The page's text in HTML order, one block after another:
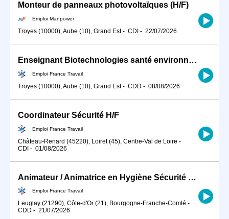
Monteur de panneaux photovoltaïques (H/F)
Emploi Manpower
Troyes (10000), Aube (10), Grand Est- CDI - 22/07/2026
Enseignant Biotechnologies santé environnement (H/F) - TROYES - P7200
Emploi France Travail
Troyes (10000), Aube (10), Grand Est- CDD - 08/08/2026
Coordinateur Sécurité H/F
Emploi France Travail
Château-Renard (45220), Loiret (45), Centre-Val de Loire -
CDI - 01/08/2026
Animateur / Animatrice en Hygiène Sécurité Environnement (HSE) (H/F)
Emploi France Travail
Leuglay (21290), Côte-d'Or (21), Bourgogne-Franche-Comté -
CDD - 21/07/2026